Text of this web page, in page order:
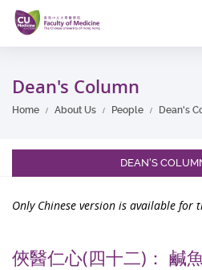
Skip
main
content
Dean's Column
Home About Us People Dean's
DEAN'S
Only Chinese version is available for
俠醫仁心(四十二)： 鹹